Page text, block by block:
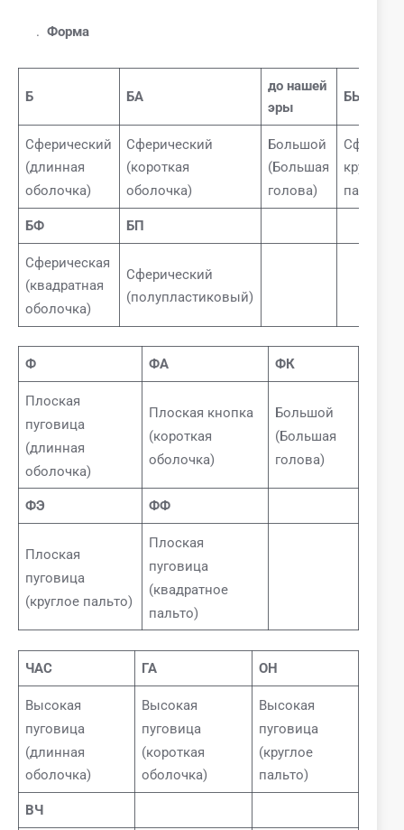
. Форма
Б БА
до нашей
эры
БЫТЬ
Сферический
(длинная
оболочка)
Сферический
(короткая
оболочка)
Большой
(Большая
голова)
круглое
пальто)
БФ БП
Сферическая
(квадратная
оболочка)
Сферический
(полупластиковый)
Ф ФА ФК
Плоская
пуговица
(длинная
оболочка)
Плоская кнопка
(короткая
оболочка)
Большой
(Большая
голова)
ФЭ ФФ
Плоская
пуговица
(круглое пальто)
Плоская
пуговица
(квадратное
пальто)
ЧАС ГА ОН
Высокая
пуговица
(длинная
оболочка)
Высокая
пуговица
(короткая
оболочка)
Высокая
пуговица
(круглое
пальто)
ВЧ